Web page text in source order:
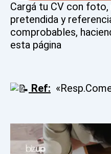
Cargá tu CV con
pretendida y
comprobables,
esta página
Ref: